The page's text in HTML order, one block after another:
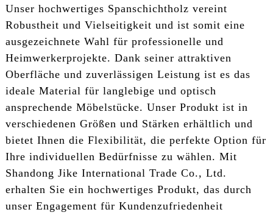
Unser hochwertiges Spanschichtholz vereint
Robustheit und Vielseitigkeit und ist somit eine
ausgezeichnete Wahl für professionelle und
Heimwerkerprojekte. Dank seiner attraktiven
Oberfläche und zuverlässigen Leistung ist es das
ideale Material für langlebige und optisch
ansprechende Möbelstücke. Unser Produkt ist in
verschiedenen Größen und Stärken erhältlich und
bietet Ihnen die Flexibilität, die perfekte Option für
Ihre individuellen Bedürfnisse zu wählen. Mit
Shandong Jike International Trade Co., Ltd.
erhalten Sie ein hochwertiges Produkt, das durch
unser Engagement für Kundenzufriedenheit